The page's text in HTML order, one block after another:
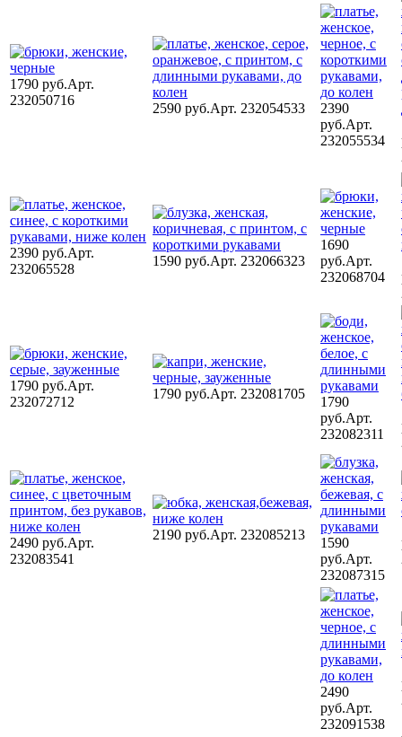
1790 руб.Арт.
232050716
2590 руб.Арт. 232054533
2390
руб.Арт.
232055534
2390 руб.Арт.
232065528
1590 руб.Арт. 232066323
1690
руб.Арт.
232068704
1790 руб.Арт.
232072712
1790 руб.Арт. 232081705
1790
руб.Арт.
232082311
2490 руб.Арт.
232083541
2190 руб.Арт. 232085213
1590
руб.Арт.
232087315
2490
руб.Арт.
232091538